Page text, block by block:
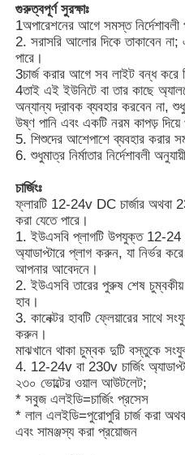
গুরুত্বপূর্ণ সুরক্ষাঃ
1অপারেশনের আগে সমস্ত
2. সরাসরি আলোর দিকে তাকাবেন
পারে।
3চার্জ করার আগে সব লাইট বন্ধ করে
4তাই এই ইউনিটে বা তার কাছে
অন্যান্য দ্রাবক ব্যবহার করবেন না,
উষ্ণ পানি এবং একটি নরম কাপড়
5. শিশুদের আশেপাশে ব্যবহার করার
6. শুধুমাত্র নির্মাতার নির্দেশাবলী
চার্জিংঃ
ফ্লারটি 12-24v DC চার্জার অথবা
করা যেতে পারে।
1. ইউএসবি প্লাগটি উপযুক্ত 12-24
অ্যাডাপ্টারে প্লাগ করুন, যা নির্ভর করে
আপনার আবেদনে।
2. ইউএসবি তারের পুরুষ শেষ চুম্বকীয়
হাব।
3. কানেক্টর হাবটি ফ্লেয়ারের সাথে
করুন।
মাঝখানে থাকা চুম্বক দুটি বস্তুকে
4. 12-24v বা 230v চার্জিং
২৩০ ভোল্টের ওয়াল আউটলেট;
* সবুজ এলইডি=চার্জিং প্রসেস
* লাল এলইডি=পুরোপুরি চার্জ করা
এবং সামঞ্জস্য করা প্রয়োজন